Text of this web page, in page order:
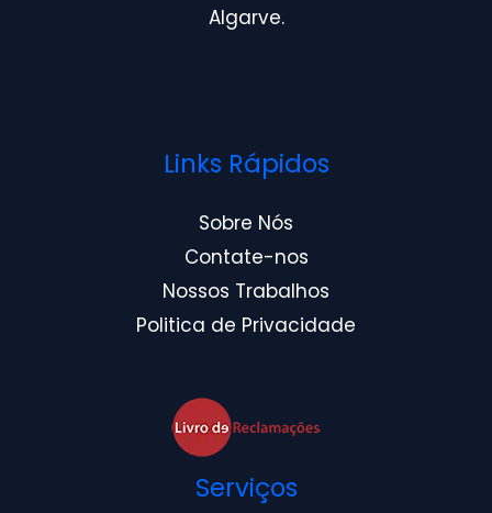
Algarve.
Links Rápidos
Sobre Nós
Contate-nos
Nossos Trabalhos
Politica de Privacidade
Serviços